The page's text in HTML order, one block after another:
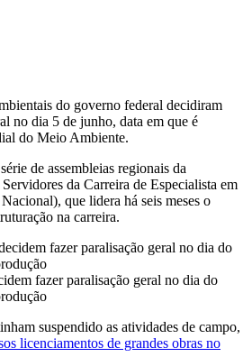
do governo federal decidiram
no dia 5 de junho, data em que é
do Meio Ambiente.
de assembleias regionais da
da Carreira de Especialista em
que lidera há seis meses o
na carreira.
fazer paralisação geral no dia do
suspendido as atividades de campo,
licenciamentos de grandes obras no